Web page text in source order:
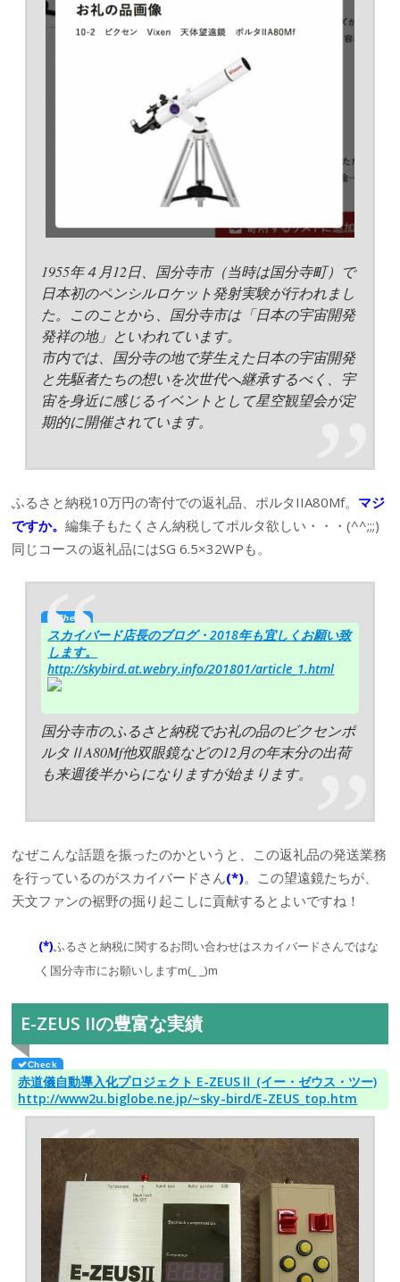
1955年４月12日、国分寺市（当時は国分寺町）で
日本初のペンシルロケット発射実験が行われまし
た。このことから、国分寺市は「日本の宇宙開発
発祥の地」といわれています。
市内では、国分寺の地で芽生えた日本の宇宙開発
と先駆者たちの想いを次世代へ継承するべく、宇
宙を身近に感じるイベントとして星空観望会が定
期的に開催されています。
ふるさと納税10万円の寄付での返礼品、ポルタIIA80Mf。 マジ
ですか。編集子もたくさん納税してポルタ欲しい・・・(^^;;;)
同じコースの返礼品にはSG 6.5×32WPも。
スカイバード店長のブログ・2018年も宜しくお願い致
します。
http://skybird.at.webry.info/201801/article_1.html
国分寺市のふるさと納税でお礼の品のビクセンポ
ルタⅡA80Mf他双眼鏡などの12月の年末分の出荷
も来週後半からになりますが始まります。
なぜこんな話題を振ったのかというと、この返礼品の発送業務
を行っているのがスカイバードさん(*)。この望遠鏡たちが、
天文ファンの裾野の掘り起こしに貢献するとよいですね！
(*)ふるさと納税に関するお問い合わせはスカイバードさんではな
く国分寺市にお願いしますm(_ _)m
E-ZEUS IIの豊富な実績
赤道儀自動導入化プロジェクト E-ZEUSⅡ (イー・ゼウス・ツー)
http://www2u.biglobe.ne.jp/~sky-bird/E-ZEUS_top.htm